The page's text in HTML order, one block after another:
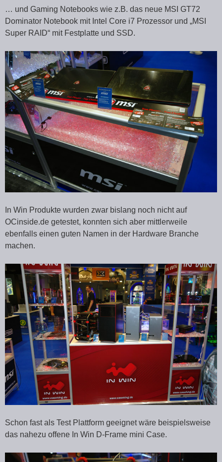
… und Gaming Notebooks wie z.B. das neue MSI GT72
Dominator Notebook mit Intel Core i7 Prozessor und „MSI
Super RAID“ mit Festplatte und SSD.
In Win Produkte wurden zwar bislang noch nicht auf
OCinside.de getestet, konnten sich aber mittlerweile
ebenfalls einen guten Namen in der Hardware Branche
machen.
Schon fast als Test Plattform geeignet wäre beispielsweise
das nahezu offene In Win D-Frame mini Case.